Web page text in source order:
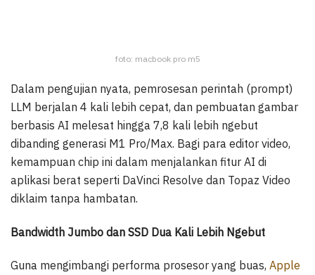
foto: macbook pro m5
Dalam pengujian nyata, pemrosesan perintah (prompt)
LLM berjalan 4 kali lebih cepat, dan pembuatan gambar
berbasis AI melesat hingga 7,8 kali lebih ngebut
dibanding generasi M1 Pro/Max. Bagi para editor video,
kemampuan chip ini dalam menjalankan fitur AI di
aplikasi berat seperti DaVinci Resolve dan Topaz Video
diklaim tanpa hambatan.
Bandwidth Jumbo dan SSD Dua Kali Lebih Ngebut
Guna mengimbangi performa prosesor yang buas, Apple